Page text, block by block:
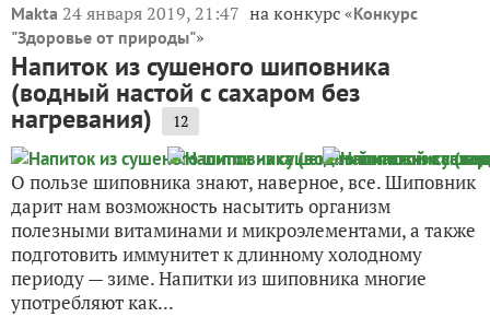
Makta 24 января 2019, 21:47 на конкурс «Конкурс
"Здоровье от природы"»
Напиток из сушеного шиповника
(водный настой с сахаром без
нагревания) 12
О пользе шиповника знают, наверное, все. Шиповник
дарит нам возможность насытить организм
полезными витаминами и микроэлементами, а также
подготовить иммунитет к длинному холодному
периоду — зиме. Напитки из шиповника многие
употребляют как...